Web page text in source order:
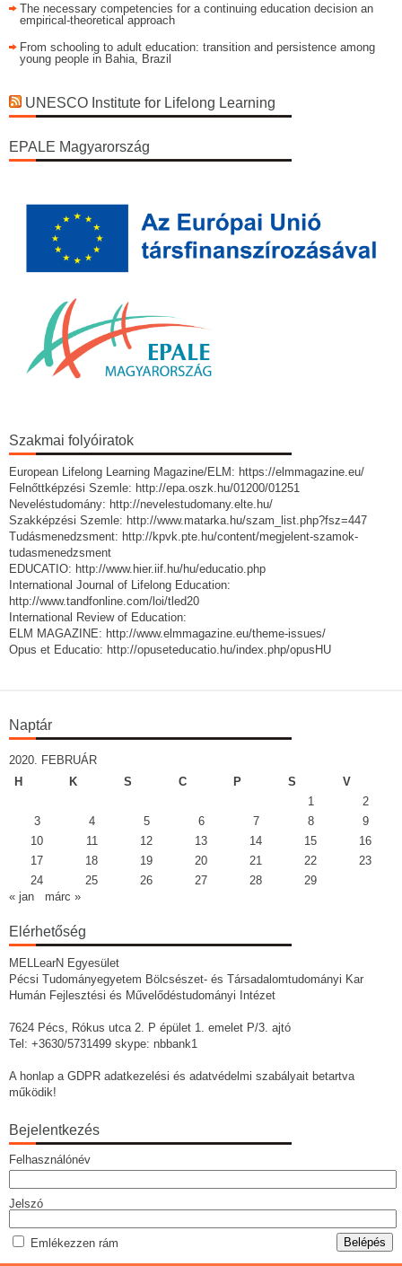
The necessary competencies for a continuing education decision an
empirical-theoretical approach
From schooling to adult education: transition and persistence among
young people in Bahia, Brazil
UNESCO Institute for Lifelong Learning
EPALE Magyarország
Szakmai folyóiratok
European Lifelong Learning Magazine/ELM: https://elmmagazine.eu/
Felnőttképzési Szemle: http://epa.oszk.hu/01200/01251
Neveléstudomány: http://nevelestudomany.elte.hu/
Szakképzési Szemle: http://www.matarka.hu/szam_list.php?fsz=447
Tudásmenedzsment: http://kpvk.pte.hu/content/megjelent-szamok-
tudasmenedzsment
EDUCATIO: http://www.hier.iif.hu/hu/educatio.php
International Journal of Lifelong Education:
http://www.tandfonline.com/loi/tled20
International Review of Education:
ELM MAGAZINE: http://www.elmmagazine.eu/theme-issues/
Opus et Educatio: http://opuseteducatio.hu/index.php/opusHU
Naptár
2020. FEBRUÁR
H
K S C P S
V
1
2
3
4 5 6 7 8
9
10
11 12 13 14 15
16
17
18 19 20 21 22
23
24
25 26 27 28
29
« jan
márc »
Elérhetőség
MELLearN Egyesület
Pécsi Tudományegyetem Bölcsészet- és Társadalomtudományi Kar
Humán Fejlesztési és Művelődéstudományi Intézet
7624 Pécs, Rókus utca 2. P épület 1. emelet P/3. ajtó
Tel: +3630/5731499 skype: nbbank1
A honlap a GDPR adatkezelési és adatvédelmi szabályait betartva
működik!
Bejelentkezés
Felhasználónév
Jelszó
Emlékezzen rám